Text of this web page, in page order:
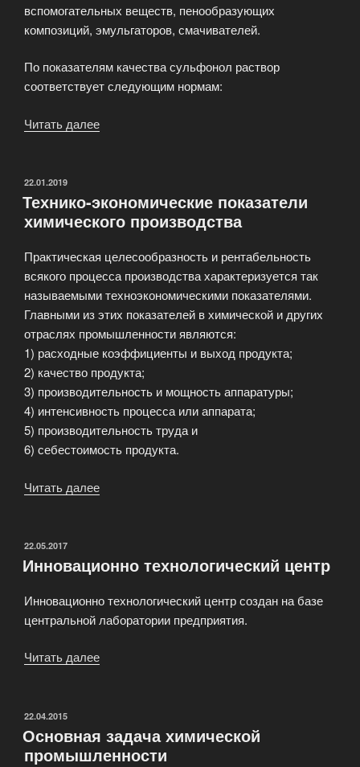
вспомогательных веществ, пенообразующих
композиций, эмульгаторов, смачивателей.
По показателям качества сульфонол раствор
соответствует следующим нормам:
Читать далее
ОПУБЛИКОВАНО
22.01.2019
Технико-экономические показатели
химического производства
Практическая целесообразность и рентабельность
всякого процесса производства характеризуется так
называемыми техноэкономическими показателями.
Главными из этих показателей в химической и других
отраслях промышленности являются:
1) расходные коэффициенты и выход продукта;
2) качество продукта;
3) производительность и мощность аппаратуры;
4) интенсивность процесса или аппарата;
5) производительность труда и
6) себестоимость продукта.
Читать далее
производства»
ОПУБЛИКОВАНО
22.05.2017
Инновационно технологический центр
Инновационно технологический центр создан на базе
центральной лаборатории предприятия.
Читать далее
ОПУБЛИКОВАНО
22.04.2015
Основная задача химической
промышленности